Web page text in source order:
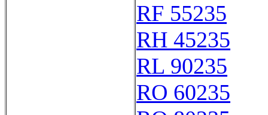
RF 55235
RH 45235
RL 90235
RO 60235